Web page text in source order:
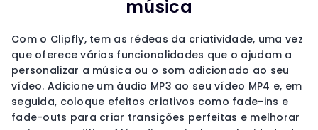
música
Com o Clipfly, tem as rédeas da criatividade, uma vez
que oferece várias funcionalidades que o ajudam a
personalizar a música ou o som adicionado ao seu
vídeo. Adicione um áudio MP3 ao seu vídeo MP4 e, em
seguida, coloque efeitos criativos como fade-ins e
fade-outs para criar transições perfeitas e melhorar